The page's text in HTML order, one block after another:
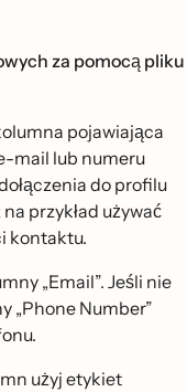
za pomocą pliku
pojawiająca
mail lub numeru
do profilu
przykład używać
kontaktu.
„Email”. Jeśli nie
„Phone Number”
użyj etykiet